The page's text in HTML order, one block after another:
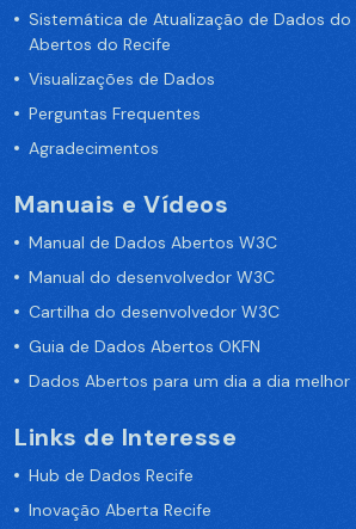
Sistemática de Atualização de Dados do
Abertos do Recife
Visualizações de Dados
Perguntas Frequentes
Agradecimentos
Manuais e Vídeos
Manual de Dados Abertos W3C
Manual do desenvolvedor W3C
Cartilha do desenvolvedor W3C
Guia de Dados Abertos OKFN
Dados Abertos para um dia a dia melhor
Links de Interesse
Hub de Dados Recife
Inovação Aberta Recife